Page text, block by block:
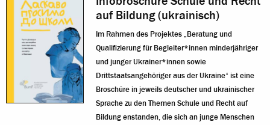
auf Bildung (ukrainisch)
Im Rahmen des Projektes „Beratung und
Qualifizierung für Begleiter*innen minderjähriger
und junger Ukrainer*innen sowie
Drittstaatsangehöriger aus der Ukraine“ ist eine
Broschüre in jeweils deutscher und ukrainischer
Sprache zu den Themen Schule und Recht auf
Bildung enstanden, die sich an junge Menschen